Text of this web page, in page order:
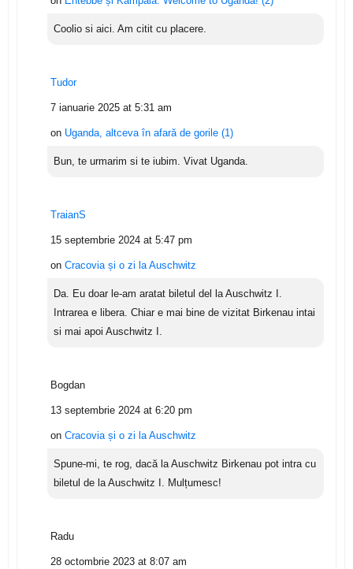
Coolio si aici. Am citit cu placere.
Tudor
7 ianuarie 2025 at 5:31 am
on Uganda, altceva în afară de gorile (1)
Bun, te urmarim si te iubim. Vivat Uganda.
TraianS
15 septembrie 2024 at 5:47 pm
on Cracovia și o zi la Auschwitz
Da. Eu doar le-am aratat biletul del la Auschwitz I.
Intrarea e libera. Chiar e mai bine de vizitat Birkenau intai
si mai apoi Auschwitz I.
Bogdan
13 septembrie 2024 at 6:20 pm
on Cracovia și o zi la Auschwitz
Spune-mi, te rog, dacă la Auschwitz Birkenau pot intra cu
biletul de la Auschwitz I. Mulțumesc!
Radu
28 octombrie 2023 at 8:07 am